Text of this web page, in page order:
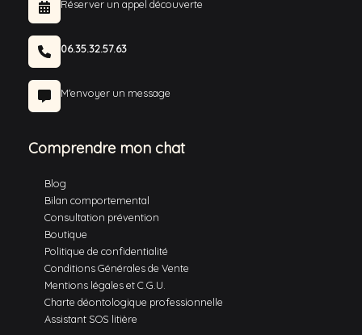
Réserver un appel découverte
06.35.32.57.63
M'envoyer un message
Comprendre mon chat
Blog
Bilan comportemental
Consultation prévention
Boutique
Politique de confidentialité
Conditions Générales de Vente
Mentions légales et C.G.U.
Charte déontologique professionnelle
Assistant SOS litière